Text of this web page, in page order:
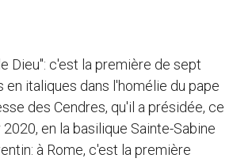
Dieu": c'est la première de sept
italiques dans l'homélie du pape
des Cendres, qu'il a présidée, ce
en la basilique Sainte-Sabine
à Rome, c'est la première